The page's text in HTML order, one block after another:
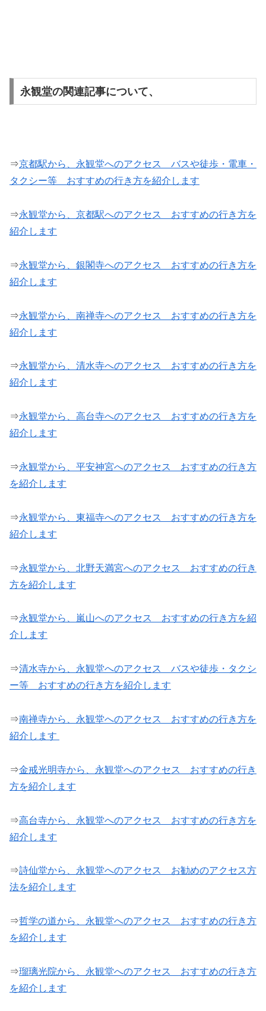
永観堂の関連記事について、
⇒京都駅から、永観堂へのアクセス バスや徒歩・電車・
タクシー等 おすすめの行き方を紹介します
⇒永観堂から、京都駅へのアクセス おすすめの行き方を
紹介します
⇒永観堂から、銀閣寺へのアクセス おすすめの行き方を
紹介します
⇒永観堂から、南禅寺へのアクセス おすすめの行き方を
紹介します
⇒永観堂から、清水寺へのアクセス おすすめの行き方を
紹介します
⇒永観堂から、高台寺へのアクセス おすすめの行き方を
紹介します
⇒永観堂から、平安神宮へのアクセス おすすめの行き方
を紹介します
⇒永観堂から、東福寺へのアクセス おすすめの行き方を
紹介します
⇒永観堂から、北野天満宮へのアクセス おすすめの行き
方を紹介します
⇒永観堂から、嵐山へのアクセス おすすめの行き方を紹
介します
⇒清水寺から、永観堂へのアクセス バスや徒歩・タクシ
ー等 おすすめの行き方を紹介します
⇒南禅寺から、永観堂へのアクセス おすすめの行き方を
紹介します
⇒金戒光明寺から、永観堂へのアクセス おすすめの行き
方を紹介します
⇒高台寺から、永観堂へのアクセス おすすめの行き方を
紹介します
⇒詩仙堂から、永観堂へのアクセス お勧めのアクセス方
法を紹介します
⇒哲学の道から、永観堂へのアクセス おすすめの行き方
を紹介します
⇒瑠璃光院から、永観堂へのアクセス おすすめの行き方
を紹介します